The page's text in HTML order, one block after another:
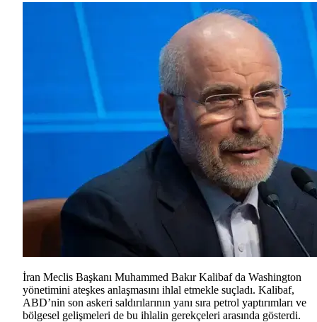
İran Meclis Başkanı Muhammed Bakır Kalibaf da Washington
yönetimini ateşkes anlaşmasını ihlal etmekle suçladı. Kalibaf,
ABD’nin son askeri saldırılarının yanı sıra petrol yaptırımları ve
bölgesel gelişmeleri de bu ihlalin gerekçeleri arasında gösterdi.